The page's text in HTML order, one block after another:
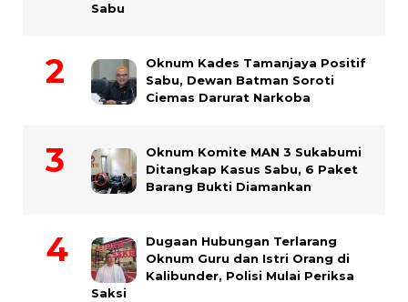
Sabu
Oknum Kades Tamanjaya Positif
Sabu, Dewan Batman Soroti
Ciemas Darurat Narkoba
Oknum Komite MAN 3 Sukabumi
Ditangkap Kasus Sabu, 6 Paket
Barang Bukti Diamankan
Dugaan Hubungan Terlarang
Oknum Guru dan Istri Orang di
Kalibunder, Polisi Mulai Periksa
Saksi